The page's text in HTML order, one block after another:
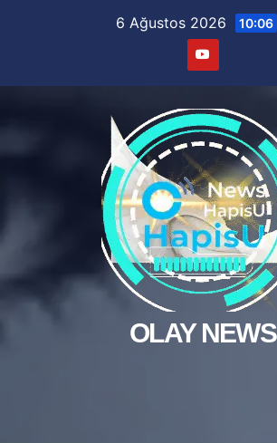
6 Ağustos 2026 10:06
OLAY NEWS